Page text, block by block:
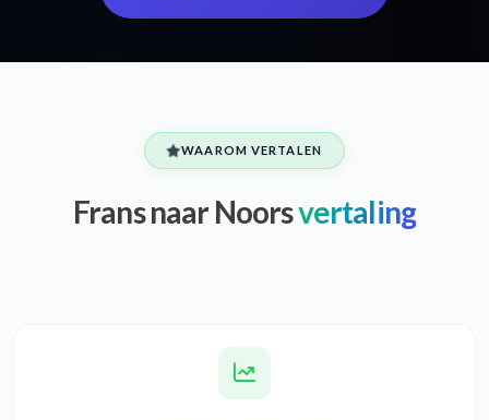
WAAROM VERTALEN
Frans naar Noorsvertaling